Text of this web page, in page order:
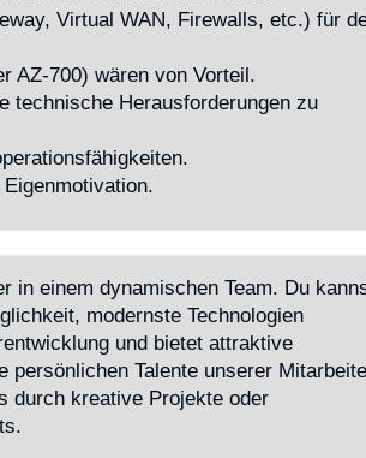
Virtual WAN, Firewalls, etc.) für
AZ-700) wären von Vorteil.
technische Herausforderungen zu
in einem dynamischen Team. Du
modernste Technologien
und bietet attraktive
persönlichen Talente unserer
durch kreative Projekte oder